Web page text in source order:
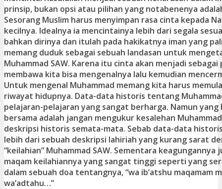
prinsip, bukan opsi atau pilihan yang notabenenya
Sesorang Muslim harus menyimpan rasa cinta kepada
kecilnya. Idealnya ia mencintainya lebih dari segala
bahkan dirinya dan itulah pada hakikatnya iman yang
memang duduk sebagai sebuah landasan untuk
Muhammad SAW. Karena itu cinta akan menjadi
membawa kita bisa mengenalnya lalu kemudian
Untuk mengenal Muhammad memang kita harus
riwayat hidupnya. Data-data historis tentang
pelajaran-pelajaran yang sangat berharga. Namun
bersama adalah jangan mengukur kesalehan
deskripsi historis semata-mata. Sebab data-data
lebih dari sebuah deskripsi lahiriah yang kurang sarat
“keilahian” Muhammad SAW. Sementara keagungannya
maqam keilahiannya yang sangat tinggi seperti yang
dalam sebuah doa tentangnya, “wa ib’atshu maqamam
wa’adtahu…”